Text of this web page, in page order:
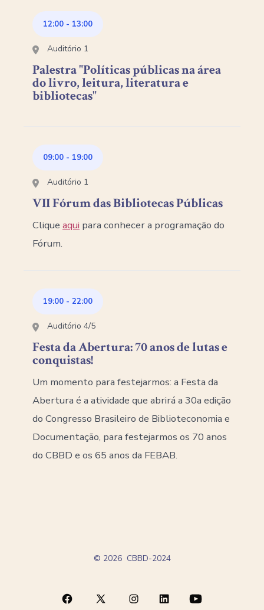
12:00 - 13:00
Auditório 1
Palestra "Políticas públicas na área
do livro, leitura, literatura e
bibliotecas"
09:00 - 19:00
Auditório 1
VII Fórum das Bibliotecas Públicas
Clique aqui para conhecer a programação do
Fórum.
19:00 - 22:00
Auditório 4/5
Festa da Abertura: 70 anos de lutas e
conquistas!
Um momento para festejarmos: a Festa da
Abertura é a atividade que abrirá a 30a edição
do Congresso Brasileiro de Biblioteconomia e
Documentação, para festejarmos os 70 anos
do CBBD e os 65 anos da FEBAB.
Open Open Open Open Open
© 2026 CBBD-2024